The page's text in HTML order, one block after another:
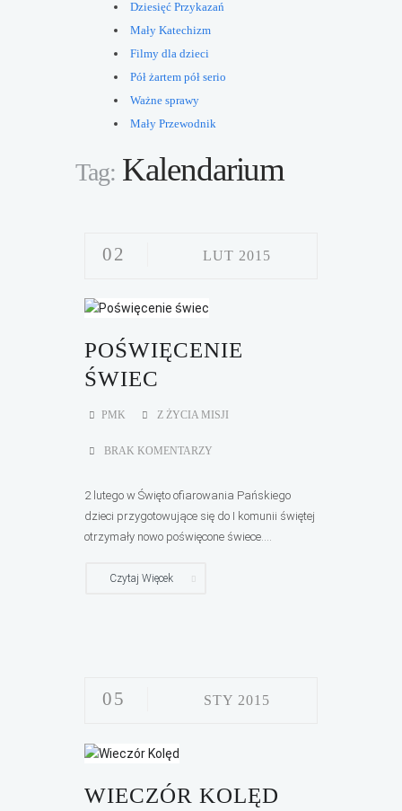
Dziesięć Przykazań
Mały Katechizm
Filmy dla dzieci
Pół żartem pół serio
Ważne sprawy
Mały Przewodnik
Tag: Kalendarium
02 LUT 2015
POŚWIĘCENIE
ŚWIEC
PMK Z ŻYCIA MISJI
BRAK KOMENTARZY
2 lutego w Święto ofiarowania Pańskiego
dzieci przygotowujące się do I komunii świętej
otrzymały nowo poświęcone świece....
Czytaj Więcek
05 STY 2015
WIECZÓR KOLĘD